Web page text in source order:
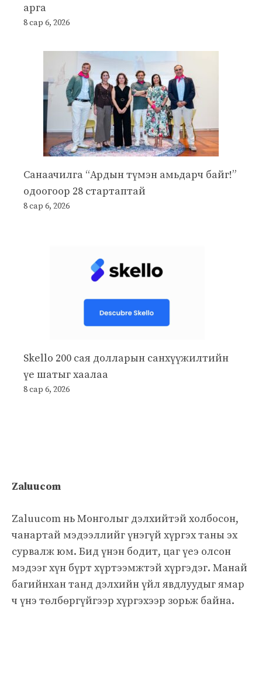
арга
8 сар 6, 2026
Санаачилга “Ардын түмэн амьдарч байг!”
одоогоор 28 стартаптай
8 сар 6, 2026
Skello 200 сая долларын санхүүжилтийн
үе шатыг хаалаа
8 сар 6, 2026
Zaluucom
Zaluucom нь Монголыг дэлхийтэй холбосон,
чанартай мэдээллийг үнэгүй хүргэх таны эх
сурвалж юм. Бид үнэн бодит, цаг үеэ олсон
мэдээг хүн бүрт хүртээмжтэй хүргэдэг. Манай
багийнхан танд дэлхийн үйл явдлуудыг ямар
ч үнэ төлбөргүйгээр хүргэхээр зорьж байна.